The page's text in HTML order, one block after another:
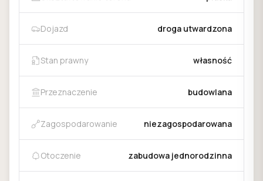
Dojazd droga utwardzona
Stan prawny własność
Przeznaczenie budowlana
Zagospodarowanie niezagospodarowana
Otoczenie zabudowa jednorodzinna